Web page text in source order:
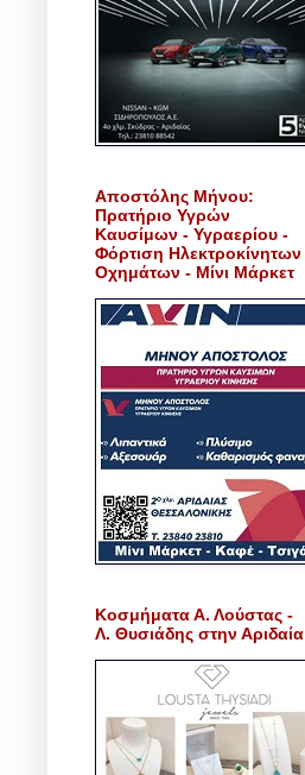
Αποστόλης Μήνου:
Πρατήριο Υγρών
Καυσίμων - Υγραερίου -
Φόρτιση Ηλεκτροκίνητων
Οχημάτων - Μίνι Μάρκετ
Κοσμήματα Α. Λούστας -
Λ. Θυσιάδης στην Αριδαία